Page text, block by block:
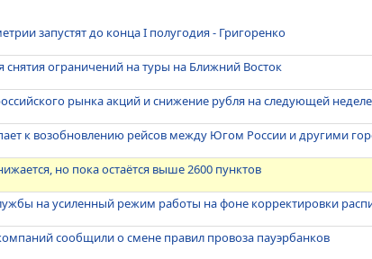
запустят до конца I полугодия - Григоренко
снятия ограничений на туры на Ближний Восток
рынка акций и снижение рубля на следующей неделе
к возобновлению рейсов между Югом России и другими
но пока остаётся выше 2600 пунктов
на усиленный режим работы на фоне корректировки
сообщили о смене правил провоза пауэрбанков